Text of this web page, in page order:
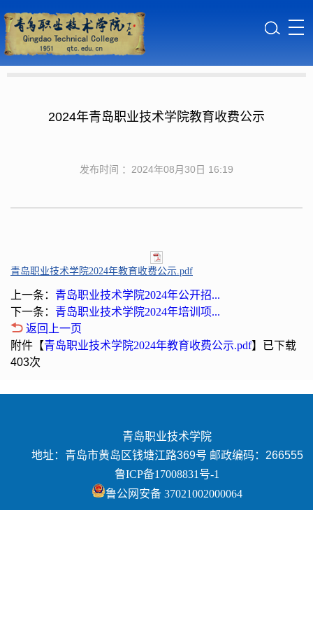
2024年青岛职业技术学院教育收费公示
发布时间 ：2024年08月30日 16:19
青岛职业技术学院2024年教育收费公示.pdf
上一条： 青岛职业技术学院2024年公开招...
下一条： 青岛职业技术学院2024年培训项...
返回上一页
附件【青岛职业技术学院2024年教育收费公示.pdf】已下载
403次
青岛职业技术学院
地址：青岛市黄岛区钱塘江路369号 邮政编码：266555
鲁ICP备17008831号-1
鲁公网安备 37021002000064